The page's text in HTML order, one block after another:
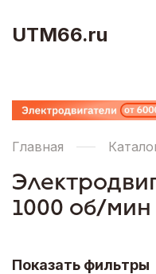
UTM66.ru
Главная
1000 об/мин
Показать фильтры